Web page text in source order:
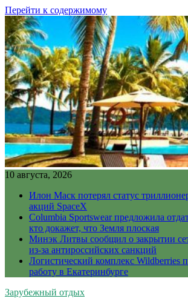
Перейти к содержимому
10 августа, 2026
Илон Маск потерял статус
акций SpaceX
Columbia Sportswear предложила
кто докажет, что Земля плоская
Минэк Литвы сообщил о закрытии
из-за антироссийских санкций
Логистический комплекс Wildberries
работу в Екатеринбурге
Зарубежный отдых